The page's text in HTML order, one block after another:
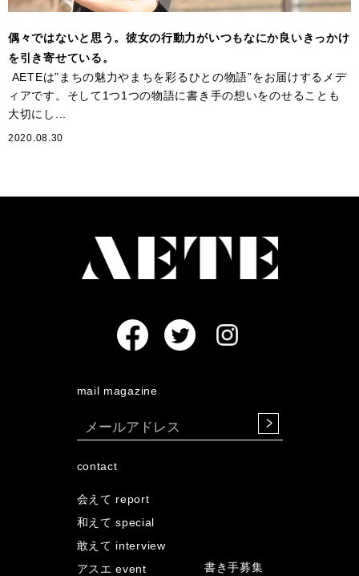
偶々ではないと思う。彼女の行動力がいつもなにか良いきっかけ
を引き寄せている。
AETEは”まちの魅力やまちを彩るひとの物語”をお届けするメデ
ィアです。そして1つ1つの物語に書き手の想いをのせることも
大切にし...
2020.08.30
会えて report
和えて special
敢えて interview
アスエ event
書き手募集
mail magazine
contact